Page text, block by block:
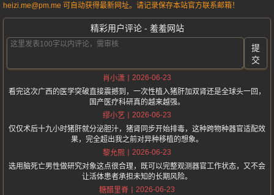
heizi.me@pm.me 可自动获得最新网址。请记录保存本站官方联系邮箱！
精彩用户评论 - 羞羞网站
提
交
肖小潇
2026-06-23
看完这次广西的医学突破直接震撼到，一次性植入猪肝加双肾还是全球头一回，
国产医疗科研真的越来越强。
缪小艺
2026-06-23
仅仅术后十九小时猪肝就分泌胆汁，猪肾同步开始排毒，这种跨物种器官适配效
果，完全超出我之前对异种移植的想象。
黎允熙
2026-06-23
选用脑死亡男性做研究对象这点很合理，既可以完整观测器官工作状态，又不会
让活体患者承担未知的长期风险。
糖醋里脊
2026-06-23